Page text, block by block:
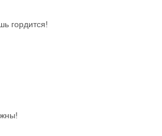
гордится!